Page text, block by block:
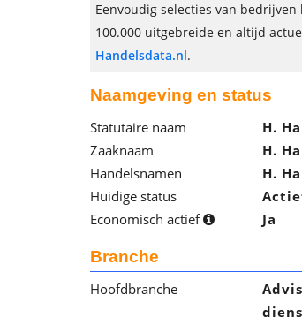
Eenvoudig selecties van
100.000 uitgebreide en altijd
Handelsdata.nl.
Naamgeving en status
Statutaire naam
H.
Zaaknaam
H.
Handelsnamen
H.
Huidige status
Economisch actief
Ja
Branche
Hoofdbranche